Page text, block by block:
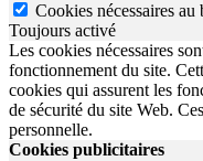
Cookies nécessaires
Toujours activé
Les cookies nécessaires
fonctionnement du site.
cookies qui assurent les
de sécurité du site Web.
personnelle.
Cookies publicitaires